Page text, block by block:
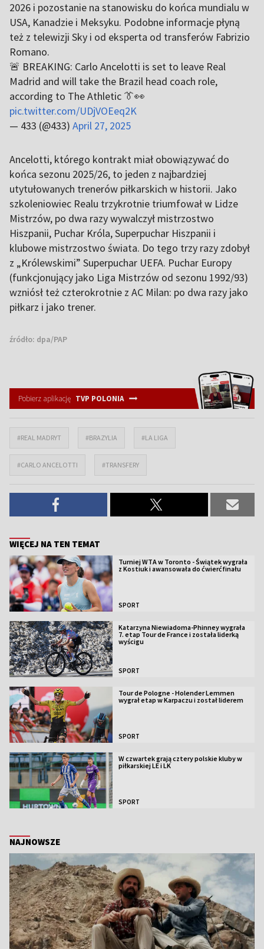
2026 i pozostanie na stanowisku do końca mundialu w
USA, Kanadzie i Meksyku. Podobne informacje płyną
też z telewizji Sky i od eksperta od transferów Fabrizio
Romano.
🚨 BREAKING: Carlo Ancelotti is set to leave Real
Madrid and will take the Brazil head coach role,
according to The Athletic 👔👀
pic.twitter.com/UDjVOEeq2K
— 433 (@433) April 27, 2025
Ancelotti, którego kontrakt miał obowiązywać do
końca sezonu 2025/26, to jeden z najbardziej
utytułowanych trenerów piłkarskich w historii. Jako
szkoleniowiec Realu trzykrotnie triumfował w Lidze
Mistrzów, po dwa razy wywalczył mistrzostwo
Hiszpanii, Puchar Króla, Superpuchar Hiszpanii i
klubowe mistrzostwo świata. Do tego trzy razy zdobył
z „Królewskimi” Superpuchar UEFA. Puchar Europy
(funkcjonujący jako Liga Mistrzów od sezonu 1992/93)
wzniósł też czterokrotnie z AC Milan: po dwa razy jako
piłkarz i jako trener.
źródło: dpa/PAP
Pobierz aplikację TVP POLONIA
#REAL MADRYT #BRAZYLIA #LA LIGA
#CARLO ANCELOTTI #TRANSFERY
WIĘCEJ NA TEN TEMAT
Turniej WTA w Toronto - Świątek wygrała
z Kostiuk i awansowała do ćwierćfinału
SPORT
Katarzyna Niewiadoma-Phinney wygrała
7. etap Tour de France i została liderką
wyścigu
SPORT
Tour de Pologne - Holender Lemmen
wygrał etap w Karpaczu i został liderem
SPORT
W czwartek grają cztery polskie kluby w
piłkarskiej LE i LK
SPORT
NAJNOWSZE